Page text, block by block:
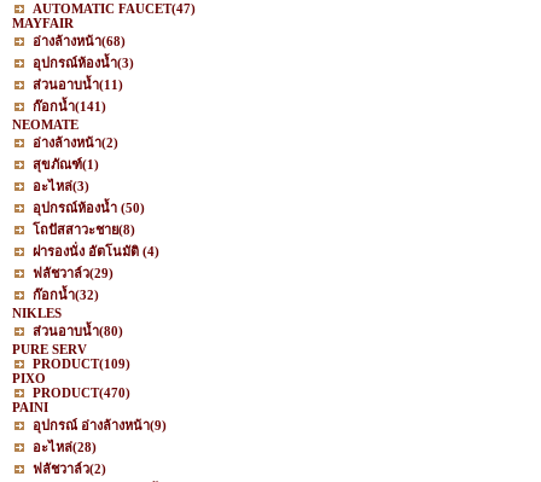
AUTOMATIC FAUCET(47)
MAYFAIR
อ่างล้างหน้า(68)
อุปกรณ์ห้องน้ำ(3)
ส่วนอาบน้ำ(11)
ก๊อกน้ำ(141)
NEOMATE
อ่างล้างหน้า(2)
สุขภัณฑ์(1)
อะไหล่(3)
อุปกรณ์ห้องน้ำ (50)
โถปัสสาวะชาย(8)
ฝารองนั่ง อัตโนมัติ (4)
ฟลัชวาล์ว(29)
ก๊อกน้ำ(32)
NIKLES
ส่วนอาบน้ำ(80)
PURE SERV
PRODUCT(109)
PIXO
PRODUCT(470)
PAINI
อุปกรณ์ อ่างล้างหน้า(9)
อะไหล่(28)
ฟลัชวาล์ว(2)